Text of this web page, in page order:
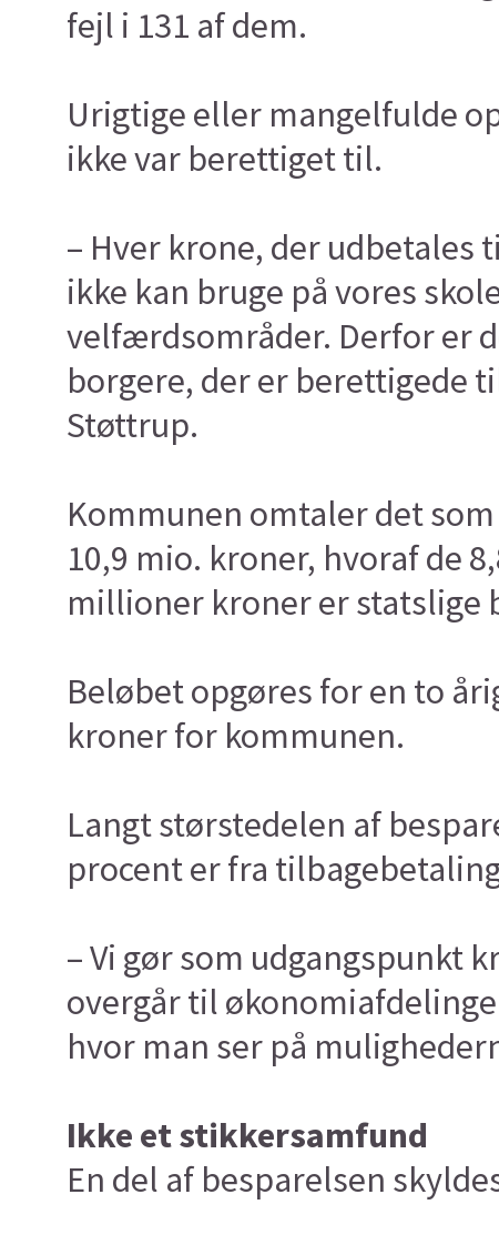
fejl i 131 af dem.
Urigtige eller mangelfulde
ikke var berettiget til.
– Hver krone, der udbetales
ikke kan bruge på vores
velfærdsområder. Derfor er
borgere, der er berettigede
Støttrup.
Kommunen omtaler det
10,9 mio. kroner, hvoraf de
millioner kroner er statslige
Beløbet opgøres for en to
kroner for kommunen.
Langt størstedelen af
procent er fra
– Vi gør som udgangspunkt
overgår til
hvor man ser på
Ikke et stikkersamfund
En del af besparelsen